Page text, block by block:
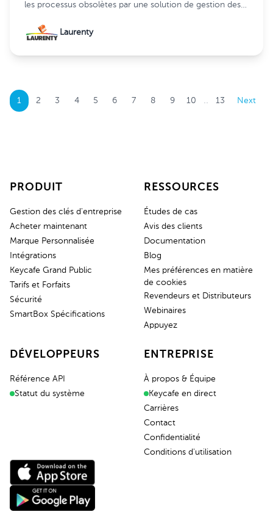
les processus obsolètes par une solution de gestion des
Laurenty
1 2 3 4 5 6 7 8 9 10 .. 13 Next
PRODUIT
Gestion des clés d'entreprise
Acheter maintenant
Marque Personnalisée
Intégrations
Keycafe Grand Public
Tarifs et Forfaits
Sécurité
SmartBox Spécifications
RESSOURCES
Études de cas
Avis des clients
Documentation
Blog
Mes préférences en matière
de cookies
Revendeurs et Distributeurs
Webinaires
Appuyez
DÉVELOPPEURS
Référence API
Statut du système
ENTREPRISE
À propos & Équipe
Keycafe en direct
Carrières
Contact
Confidentialité
Conditions d'utilisation